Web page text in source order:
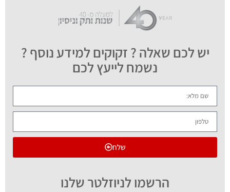
יש לכם שאלה ? זקוקים למידע נוסף ?
נשמח לייעץ לכם
שלח
הרשמו לניוזלטר שלנו